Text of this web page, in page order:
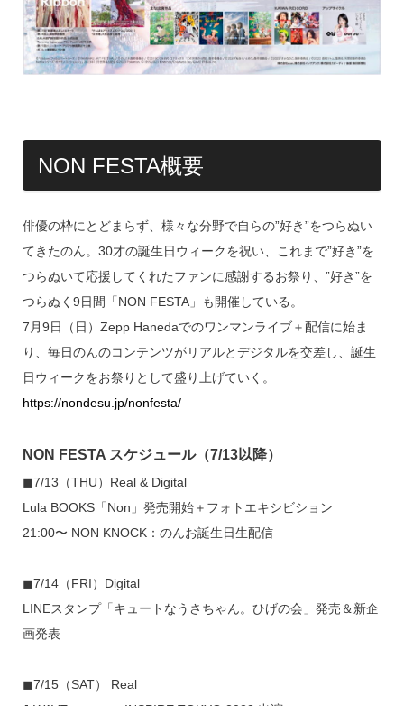
NON FESTA概要
俳優の枠にとどまらず、様々な分野で自らの”好き”をつらぬい
てきたのん。30才の誕生日ウィークを祝い、これまで”好き”を
つらぬいて応援してくれたファンに感謝するお祭り、”好き”を
つらぬく9日間「NON FESTA」も開催している。
7月9日（日）Zepp Hanedaでのワンマンライブ＋配信に始ま
り、毎日のんのコンテンツがリアルとデジタルを交差し、誕生
日ウィークをお祭りとして盛り上げていく。
https://nondesu.jp/nonfesta/
NON FESTA スケジュール（7/13以降）
◼7/13（THU）Real & Digital
Lula BOOKS「Non」発売開始＋フォトエキシビション
21:00〜 NON KNOCK：のんお誕生日生配信
◼7/14（FRI）Digital
LINEスタンプ「キュートなうさちゃん。ひげの会」発売＆新企
画発表
◼7/15（SAT） Real